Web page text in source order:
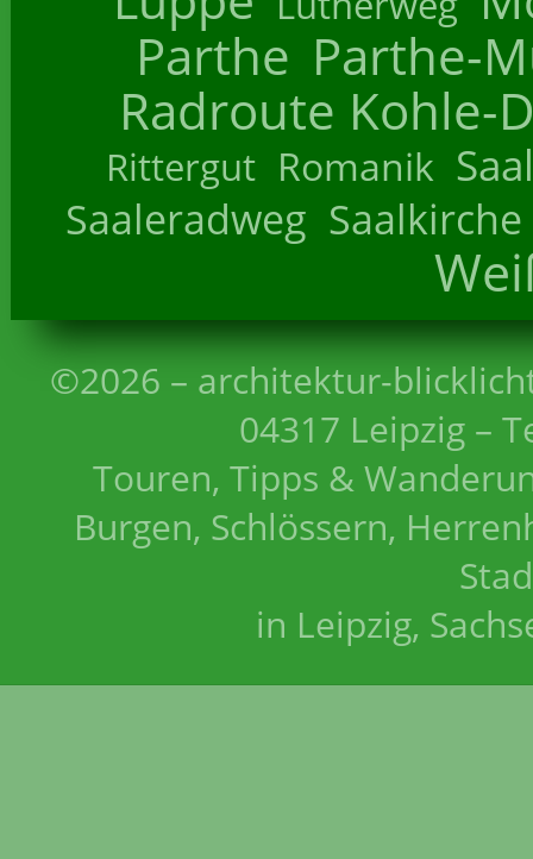
Parthe Parthe-
Radroute Kohle-
Rittergut Romanik
Saaleradweg Saalkirche
©2026 – architektur-
04317 Leipzig –
Touren, Tipps &
Burgen, Schlössern,
in Leipzig,